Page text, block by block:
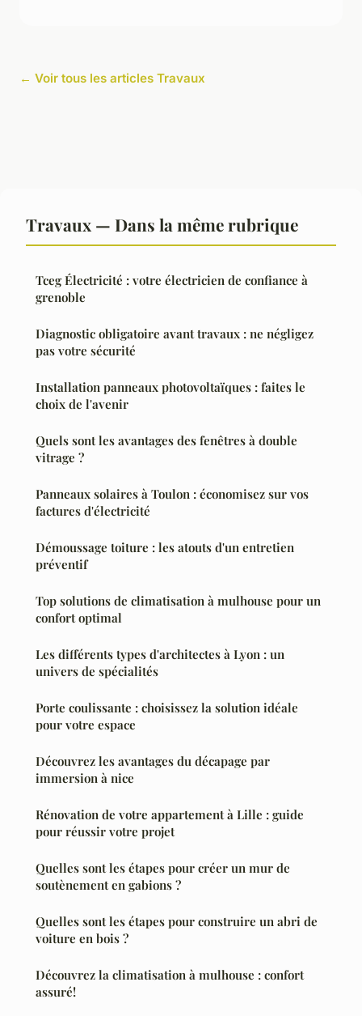
← Voir tous les articles Travaux
Travaux — Dans la même rubrique
Tceg Électricité : votre électricien de confiance à
grenoble
Diagnostic obligatoire avant travaux : ne négligez
pas votre sécurité
Installation panneaux photovoltaïques : faites le
choix de l'avenir
Quels sont les avantages des fenêtres à double
vitrage ?
Panneaux solaires à Toulon : économisez sur vos
factures d'électricité
Démoussage toiture : les atouts d'un entretien
préventif
Top solutions de climatisation à mulhouse pour un
confort optimal
Les différents types d'architectes à Lyon : un
univers de spécialités
Porte coulissante : choisissez la solution idéale
pour votre espace
Découvrez les avantages du décapage par
immersion à nice
Rénovation de votre appartement à Lille : guide
pour réussir votre projet
Quelles sont les étapes pour créer un mur de
soutènement en gabions ?
Quelles sont les étapes pour construire un abri de
voiture en bois ?
Découvrez la climatisation à mulhouse : confort
assuré!